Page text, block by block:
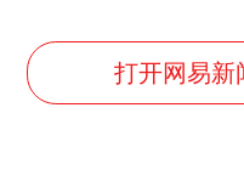
打开网易新